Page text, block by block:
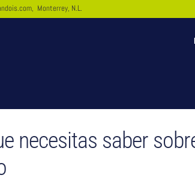
, Monterrey, N.L.
necesitas saber